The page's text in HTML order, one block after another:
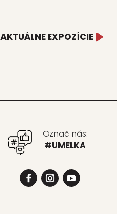
AKTUÁLNE EXPOZÍCIE
Označ nás:
#UMELKA